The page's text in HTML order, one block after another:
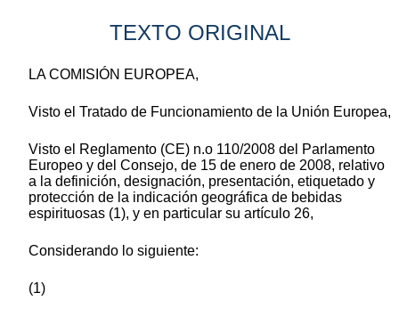
TEXTO ORIGINAL
LA COMISIÓN EUROPEA,
Visto el Tratado de Funcionamiento de la Unión Europea,
Visto el Reglamento (CE) n.o 110/2008 del Parlamento
Europeo y del Consejo, de 15 de enero de 2008, relativo
a la definición, designación, presentación, etiquetado y
protección de la indicación geográfica de bebidas
espirituosas (1), y en particular su artículo 26,
Considerando lo siguiente:
(1)